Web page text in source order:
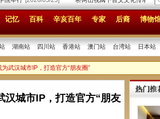
记忆 百科 辛亥百年 专家 后裔 博物
湖南站 四川站 香港站 澳门站 台湾站 日本站
武汉城市IP，打造官方“朋友圈”
汉城市IP，打造官方“朋友